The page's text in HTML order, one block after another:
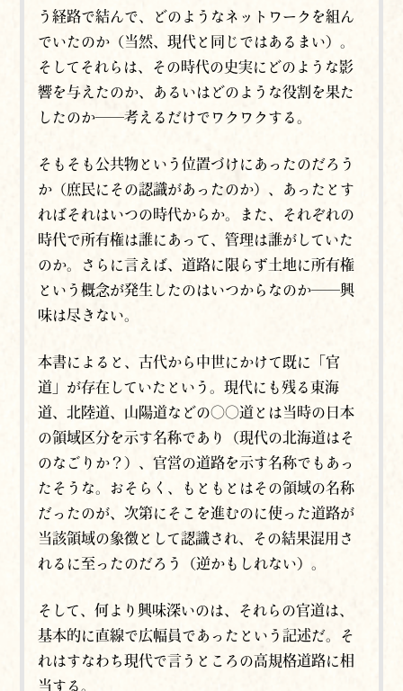
う経路で結んで、どのようなネットワークを組ん
でいたのか（当然、現代と同じではあるまい）。
そしてそれらは、その時代の史実に どのような影
響を与えたのか
あるいは どのような役割を果た
したのか──考えるだけでワクワクする。
そもそも公共物という位置づけにあったのだろう
か（庶民にその認識があったのか）、あったとす
ればそれはいつの時代からか。また、それぞれの
時代で所有権は誰にあって、管理は誰がしていた
のか。さらに言えば、道路に限らず土地に所有権
という概念が発生したのはいつからなのか──興
味は尽きない。
本書によると、古代から中世にかけて既に「官
道」が存在していたという。現代にも残る東海
道、北陸道、山陽道などの〇〇道とは当時の日本
の領域区分を示す名称であり（現代の北海道はそ
のなごりか？）、官営の道路を示す名称でもあっ
たそうな。おそらく、もともとはその領域の名称
だったのが、次第にそこを進むのに使った道路が
当該領域の象徴として認識され、その結果混用さ
れるに至ったのだろう（逆かもしれない）。
そして、何より興味深いのは、それらの官道は、
基本的に直線で広幅員であったという記述だ。そ
れはすなわち現代で言うところの高規格道路に相
当する。